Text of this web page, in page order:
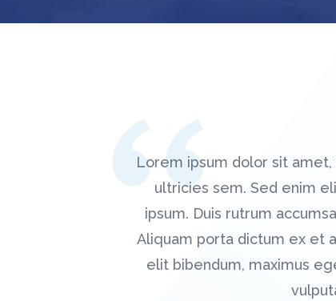
Lorem ipsum dolor sit
ultricies sem. Sed enim
ipsum. Duis rutrum
Aliquam porta dictum ex et
elit bibendum, maximus